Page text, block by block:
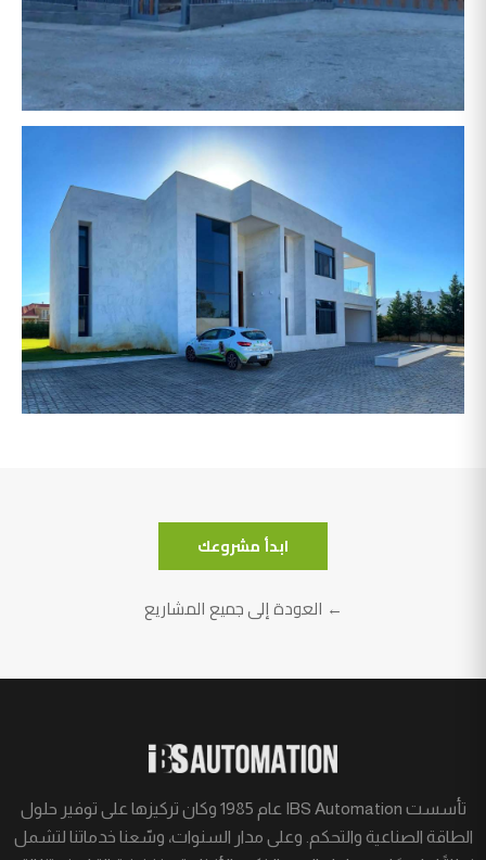
ابدأ مشروعك
← العودة إلى جميع المشاريع
تأسست IBS Automation عام 1985 وكان تركيزها على توفير حلول
الطاقة الصناعية والتحكم. وعلى مدار السنوات، وسّعنا خدماتنا لتشمل